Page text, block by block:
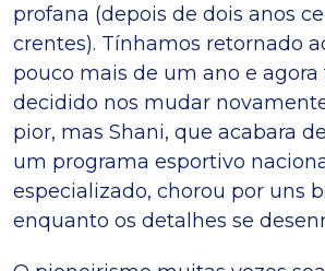
profana (depois de dois anos
crentes). Tínhamos retornado
pouco mais de um ano e
decidido nos mudar
pior, mas Shani, que acabara
um programa esportivo
especializado, chorou por uns
enquanto os detalhes se